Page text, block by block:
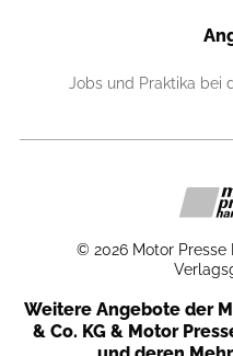
Jobs und Praktika bei
© 2026 Motor Presse
Weitere Angebote der
& Co. KG & Motor